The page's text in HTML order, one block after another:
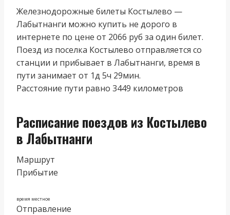
Железнодорожные билеты Костылево —
Лабытнанги можно купить не дорого в
интернете по цене от 2066 руб за один билет.
Поезд из поселка Костылево отправляется со
станции и прибывает в Лабытнанги, время в
пути занимает от 1д 5ч 29мин.
Расстояние пути равно 3449 километров
Расписание поездов из Костылево
в Лабытнанги
Маршрут
Прибытие
время местное
Отправление